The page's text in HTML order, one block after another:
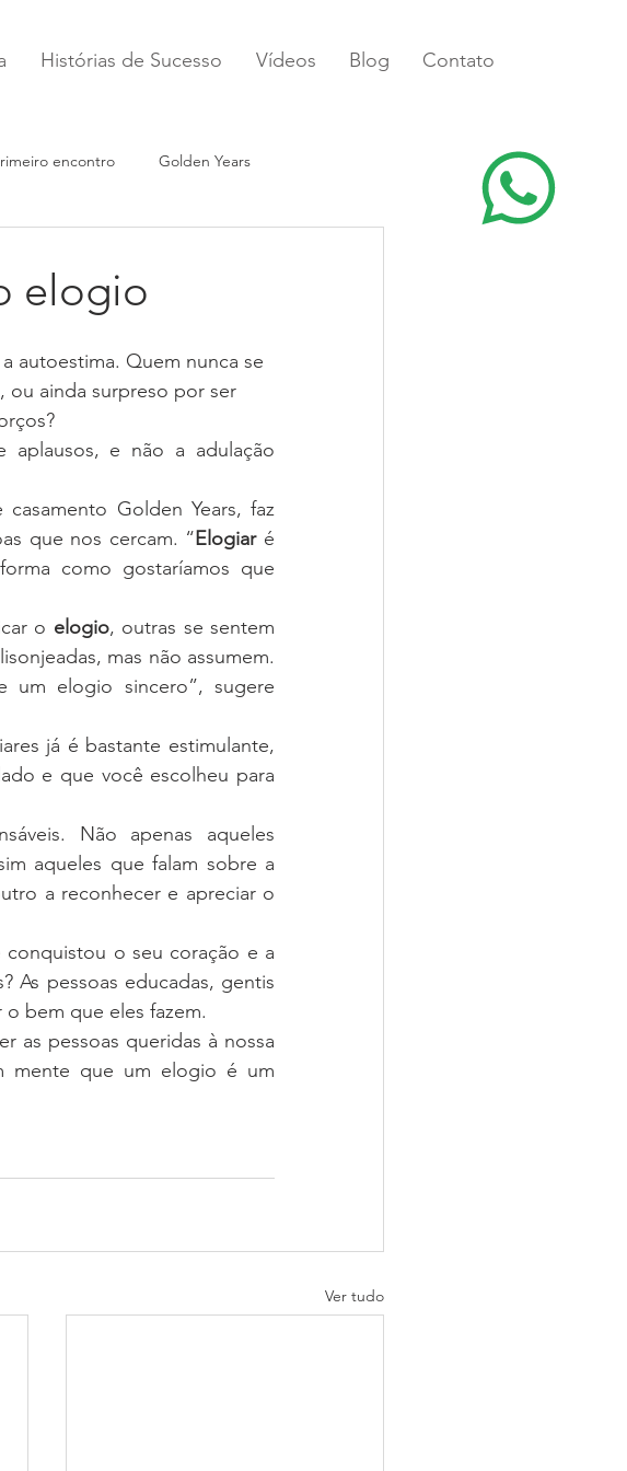
Histórias de Sucesso Vídeos Blog Contato
encontro Golden Years
elogio
autoestima. Quem nunca se
ainda surpreso por ser
aplausos, e não a adulação
Golden Years, faz
que nos cercam. “Elogiar é
como gostaríamos que
o elogio, outras se sentem
mas não assumem.
um elogio sincero”, sugere
já é bastante estimulante,
e que você escolheu para
Não apenas aqueles
aqueles que falam sobre a
a reconhecer e apreciar o
o seu coração e a
As pessoas educadas, gentis
bem que eles fazem.
as pessoas queridas à nossa
mente que um elogio é um
Ver tudo